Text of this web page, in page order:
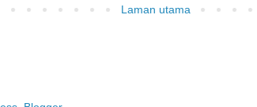
Laman utama